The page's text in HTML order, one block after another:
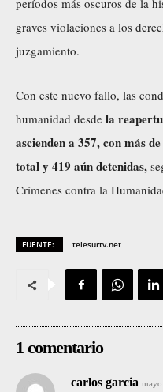
períodos más oscuros de la
graves violaciones a los
juzgamiento.
Con este nuevo fallo, las
humanidad desde la
ascienden a 357, con más
total y 419 aún detenidas,
Crímenes contra la
FUENTE: telesurtv.net
1 comentario
carlos garcia